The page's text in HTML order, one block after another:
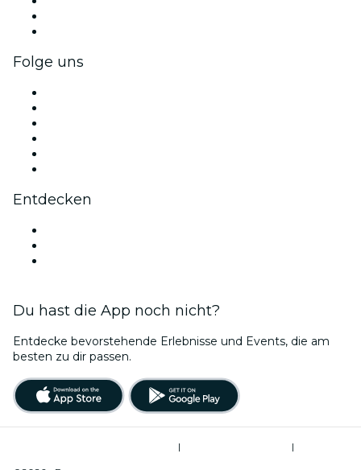
Folge uns
Entdecken
Du hast die App noch nicht?
Entdecke bevorstehende Erlebnisse und Events, die am
besten zu dir passen.
|
|